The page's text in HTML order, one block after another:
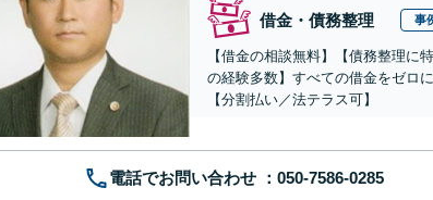
借金・債務整理 事
【借金の相談無料】【債務整理
の経験多数】すべての借金をゼロ
【分割払い／法テラス可】
電話でお問い合わせ